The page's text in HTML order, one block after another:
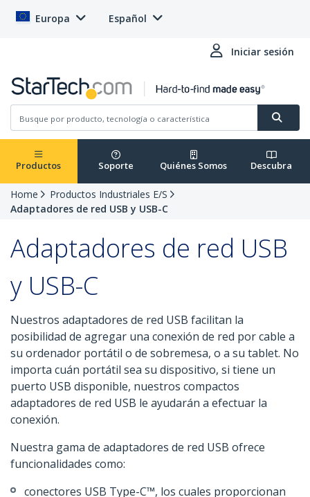
Europa Español
Iniciar sesión
Productos Soporte Quiénes Somos Descubra
Home
Productos Industriales E/S
Adaptadores de red USB y USB-C
Adaptadores de red USB
y USB-C
Nuestros adaptadores de red USB facilitan la
posibilidad de agregar una conexión de red por cable a
su ordenador portátil o de sobremesa, o a su tablet. No
importa cuán portátil sea su dispositivo, si tiene un
puerto USB disponible, nuestros compactos
adaptadores de red USB le ayudarán a efectuar la
conexión.
Nuestra gama de adaptadores de red USB ofrece
funcionalidades como:
conectores USB Type-C™, los cuales proporcionan